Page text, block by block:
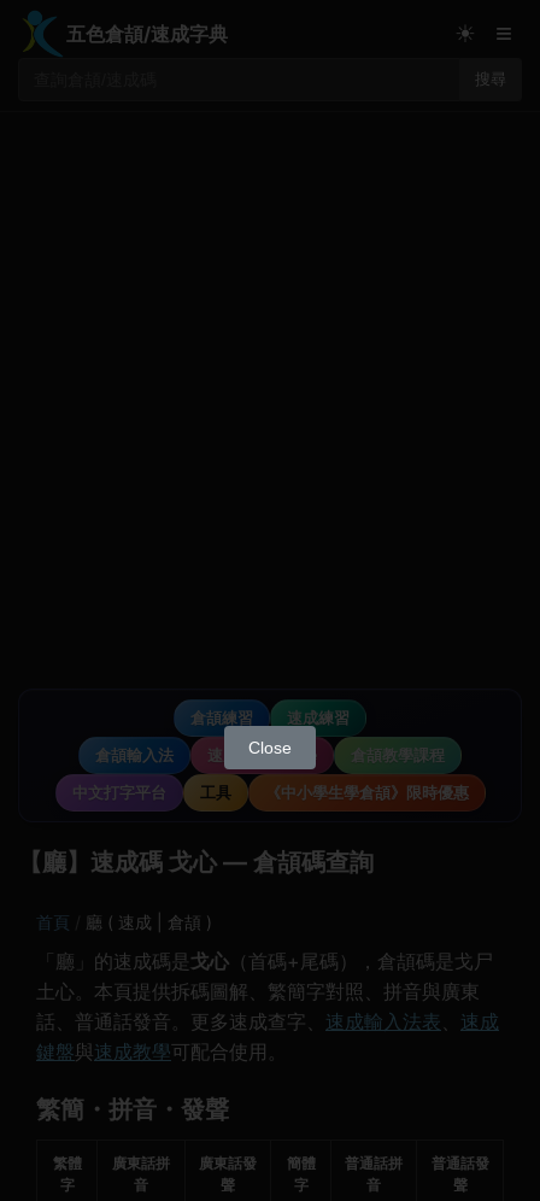
五色倉頡/速成字典
搜尋
☀ ≡
倉頡練習
速成練習
倉頡輸入法
速成輸入法教學
倉頡教學課程
中文打字平台
工具 《中小學生學倉頡》限時優惠
【廳】速成碼 戈心 — 倉頡碼查詢
首頁 廳 ( 速成 | 倉頡 )
「廳」的速成碼是 戈心 （首碼+尾碼），倉頡碼是戈尸
土心。本頁提供拆碼圖解、繁簡字對照、拼音與廣東
話、普通話發音。更多速成查字、 速成輸入法表、 速成
鍵盤與速成教學可配合使用。
繁簡・拼音・發聲
繁體
字
廣東話拼
音
廣東話發
聲
簡體
字
普通話拼
音
普通話發
聲
Close